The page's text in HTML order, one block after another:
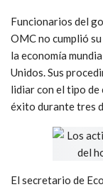
Funcionarios del
OMC no cumplió
la economía
Unidos. Sus
lidiar con el tipo de
éxito durante tres
El secretario de